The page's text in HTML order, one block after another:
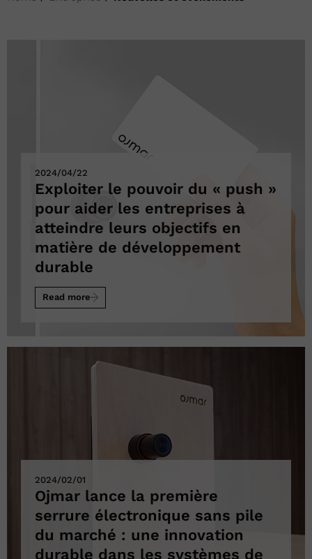
2024/04/22
Exploiter le pouvoir du « push »
pour aider les entreprises à
atteindre leurs objectifs en
matière de développement
durable
Read more
2024/02/01
Ojmar lance la première
serrure électronique sans pile
du marché : une innovation
durable dans les systèmes de